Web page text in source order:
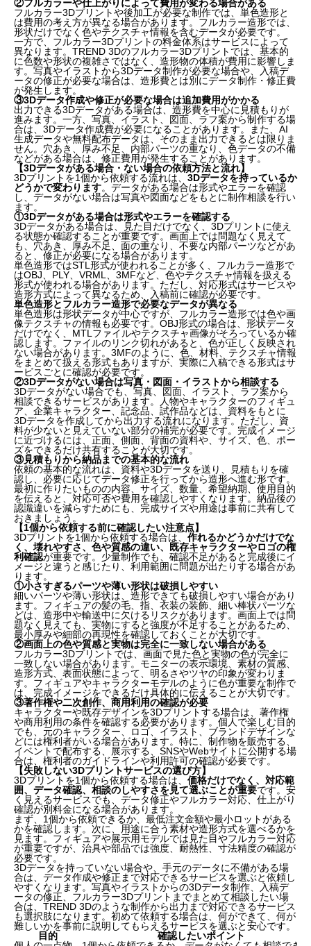
②フルカラーや仕上がりによって費用が変わる場合がある
フルカラー3Dプリントや後加工が必要な制作では、単色造形と
は費用の考え方が異なる場合があります。フルカラー造形では、
形状だけでなく色やテクスチャ情報を含むデータが必要です。
一方で、フルカラー3Dプリントの料金体系はサービスによって
異なります。TREND 3Dのフルカラー3Dプリントでは、基本的
に色数や形状の複雑さではなく、造形物の体積が費用に影響しま
す。写真やイラストから3Dデータ制作が必要な場合や、入稿デ
ータの修正が必要な場合は、造形費とは別にデータ制作・修正費
が発生します。
③3Dデータ作成や修正が必要な場合は追加費用がかかる
出力できる3Dデータがある場合は、造形費を中心に見積もりが
進みます。一方、写真、イラスト、図面、ラフ案から制作する場
合は、3Dデータ作成費が必要になることがあります。また、AI
生成データや無料配布データは、そのまま出力できるとは限りま
せん。穴あき、厚み不足、内部パーツの重なり、色データの不備
などがある場合は、修正費用が発生することがあります。
【3Dデータがある場合・ない場合の依頼方法と流れ】
3Dプリントを1個から依頼する流れは、 3Dデータを持っているか
どうかで変わります。データがある場合は形式やエラーを確認
し、データがない場合は写真や図面などをもとに制作相談を行い
ます。
①3Dデータがある場合は形式やエラーを確認する
3Dデータがある場合は、見た目だけでなく、3Dプリントに使え
る状態か確認することが重要です。画面上では問題なく見えて
も、穴あき、厚み不足、面の重なり、不要な内部パーツなどがあ
ると、修正が必要になる場合があります。
単色造形ではSTL形式が使われることが多く、フルカラー造形で
はOBJ、PLY、VRML、3MFなど、色やテクスチャ情報を扱える
形式が使われる場合があります。ただし、対応形式はサービスや
造形方式によって異なるため、入稿前に確認が必要です。
単色造形とフルカラー造形で必要なデータが異なる
単色造形は形状データが中心ですが、フルカラー造形では色や画
像テクスチャの情報も必要です。OBJ形式の場合は、形状データ
だけでなく、MTLファイルやテクスチャ画像がそろっているか確
認します。ファイルのリンク切れがあると、色が正しく反映され
ない場合があります。3MFのように、色、材料、テクスチャ情報
をまとめて扱える形式もありますが、実際に入稿できる形式はサ
ービスごとに確認が必要です。
②3Dデータがない場合は写真・図面・イラストから相談する
3Dデータがない場合でも、写真、図面、イラスト、ラフ案から
相談できるサービスがあります。人物やキャラクターのフィギュ
ア、企業キャラクター、記念品、試作品などは、資料をもとに
3Dデータを作成してから出力する流れになります。ただし、資
料が少ないと見えていない部分の補完が必要です。完成イメージ
に近づけるには、正面、側面、背面の資料や、サイズ、色、ポー
ズをできるだけ共有することが大切です。
③見積もりから納品までの基本的な流れ
依頼の基本的な流れは、資料や3Dデータを送り、見積もりを確
認し、必要に応じてデータ修正を行ってから造形へ進む形です。
最初に作りたいものの内容、サイズ、数量、希望納期、使用目的
を伝えると、対応可否や費用を確認しやすくなります。納品後の
認識違いを減らすためにも、完成サイズや用途は事前に共有して
おきましょう。
【1個から依頼する前に確認したい注意点】
3Dプリントを1個から依頼する場合は、 作れるかどうかだけでな
く、壊れやすさ、色や質感の違い、既存キャラクターやロゴの権
利確認が重要です。少量制作でも、確認不足があると完成後にイ
メージと違うと感じたり、利用範囲に問題が出たりする場合があ
ります。
①小さすぎるパーツや薄い形状は破損しやすい
細いパーツや薄い形状は、造形できても破損しやすい場合があり
ます。フィギュアの髪の毛、指、衣装の装飾、細い棒状パーツな
どは、造形中や輸送中に欠けるリスクがあります。画面上では問
題なく見えても、実物にすると強度が不足することがあるため、
最小厚みや細部の再現性を確認しておくことが大切です。
②画面上の色や質感と実物は完全に一致しない場合がある
フルカラー3Dプリントでは、画面で見た色と実物の色が完全に
一致しない場合があります。モニターの表示環境、素材の質感、
造形方式、表面状態によって、明るさやツヤの印象が変わりま
す。フィギュアやキャラクターモデルのように色が重要な制作で
は、完成イメージをできるだけ具体的に伝えることが大切です。
③著作権や二次創作、商用利用の確認が必要
キャラクターや既存デザインを3Dプリントする場合は、著作権
や商用利用の条件を確認する必要があります。個人で楽しむ目的
でも、元のキャラクター、ロゴ、イラスト、ブランドデザインな
どには権利者がいる場合があります。特に、制作物を販売する、
イベントで配布する、展示する、SNSやWebサイトに公開する場
合は、権利者のガイドラインや利用許可の確認が必要です。
【失敗しない3Dプリントサービスの選び方】
3Dプリントを1個から依頼する場合は、 価格だけでなく、対応範
囲、データ確認、相談のしやすさを見て選ぶことが重要です。安
く見えるサービスでも、データ修正やフルカラー対応、仕上がり
確認が別料金になる場合があります。
まず、1個から依頼できるか、最低注文金額や最小ロットがある
かを確認します。次に、用途に合う素材や造形方式を選べるかを
見ます。フィギュアや展示用モデルでは見た目やフルカラー対応
が重要ですが、治具や部品では強度、耐熱性、寸法精度の確認が
必要です。
3Dデータを持っていない場合や、手元のデータに不備がある場
合は、データ作成や修正まで対応できるサービスを選ぶと依頼し
やすくなります。写真やイラストからの3Dデータ制作、入稿デ
ータの修正、フルカラー3Dプリントまでまとめて相談したい場
合は、TREND 3Dのような制作から出力まで対応できるサービス
も選択肢になります。初めて依頼する場合は、何ができて、何が
難しいかを事前に説明してもらえるサービスを選ぶと安心です。
目的
確認したいポイント
②3Dデータがない場合は写真・図面・イラストから
相談する
③見積もりから納品までの基本的な流れ
【1個から依頼する前に確認したい注意点】
①小さすぎるパーツや薄い形状は破損しやすい
②画面上の色や質感と実物は完全に一致しない場合
がある
③著作権や二次創作、商用利用の確認が必要
【失敗しない3Dプリントサービスの選び方】
【まとめ：3Dプリントは1個からでも目的に合わせて
依頼できる】
【FAQ】
①3Dプリントは本当に1個から依頼できますか？
②3Dデータがなくても依頼できますか？
③個人でも3Dプリントサービスに依頼できますか？
④フィギュアを1個から作る場合の注意点はありま
すか？